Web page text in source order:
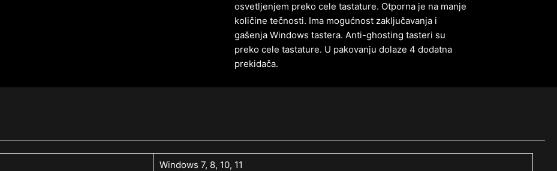
osvetljenjem preko cele tastature. Otporna je na manje
količine tečnosti. Ima mogućnost zaključavanja i
gašenja Windows tastera. Anti-ghosting tasteri su
preko cele tastature. U pakovanju dolaze 4 dodatna
prekidača.
Windows 7, 8, 10, 11